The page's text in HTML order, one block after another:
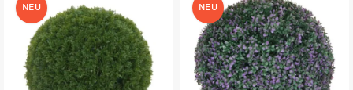
NEU NEU